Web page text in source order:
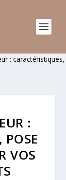
: caractéristiques,
:
POSE
VOS